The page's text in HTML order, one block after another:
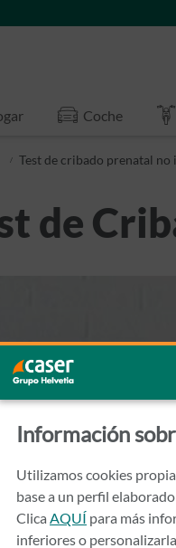
Coche
Test de cribado prenatal no
de
Información
Utilizamos cookies
base a un perfil
Clica AQUÍ para más
inferiores o